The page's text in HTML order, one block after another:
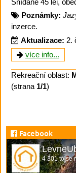
Poznámky:
inzerce.
Aktualizace: 2.
více info...
Rekreační oblast:
(strana 1/1)
Facebook
4 301 to se